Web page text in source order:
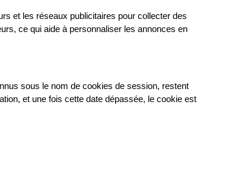
et les réseaux publicitaires pour collecter des
ce qui aide à personnaliser les annonces en
sous le nom de cookies de session, restent
et une fois cette date dépassée, le cookie est